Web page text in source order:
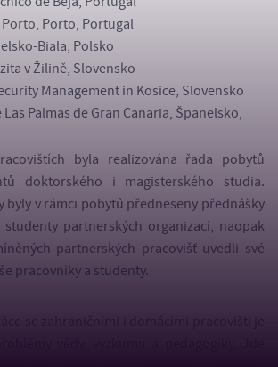
Porto, Portugal
Biala, Polsko
v Žilině, Slovensko
Management in Kosice, Slovensko
Palmas de Gran Canaria, Španelsko,
byla realizována řada pobytů
doktorského i magisterského studia.
byly v rámci pobytů předneseny přednášky
partnerských organizací, naopak
partnerských pracovišť uvedli své
pracovníky a studenty.